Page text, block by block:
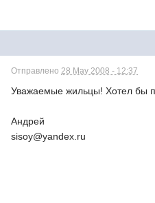
Отправлено28 May 2008 - 12:37
Уважаемые жильцы! Хотел бы
Андрей
sisoy@yandex.ru